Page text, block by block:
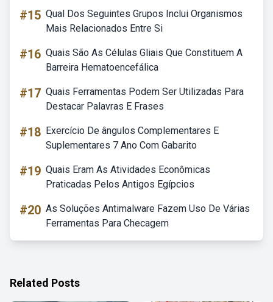
#15 Qual Dos Seguintes Grupos Inclui Organismos
Mais Relacionados Entre Si
#16 Quais São As Células Gliais Que Constituem A
Barreira Hematoencefálica
#17 Quais Ferramentas Podem Ser Utilizadas Para
Destacar Palavras E Frases
#18 Exercício De ângulos Complementares E
Suplementares 7 Ano Com Gabarito
#19 Quais Eram As Atividades Econômicas
Praticadas Pelos Antigos Egípcios
#20 As Soluções Antimalware Fazem Uso De Várias
Ferramentas Para Checagem
Related Posts